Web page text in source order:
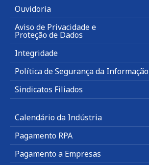
Ouvidoria
Aviso de Privacidade e
Proteção de Dados
Integridade
Política de Segurança da Informação
Sindicatos Filiados
Calendário da Indústria
Pagamento RPA
Pagamento a Empresas